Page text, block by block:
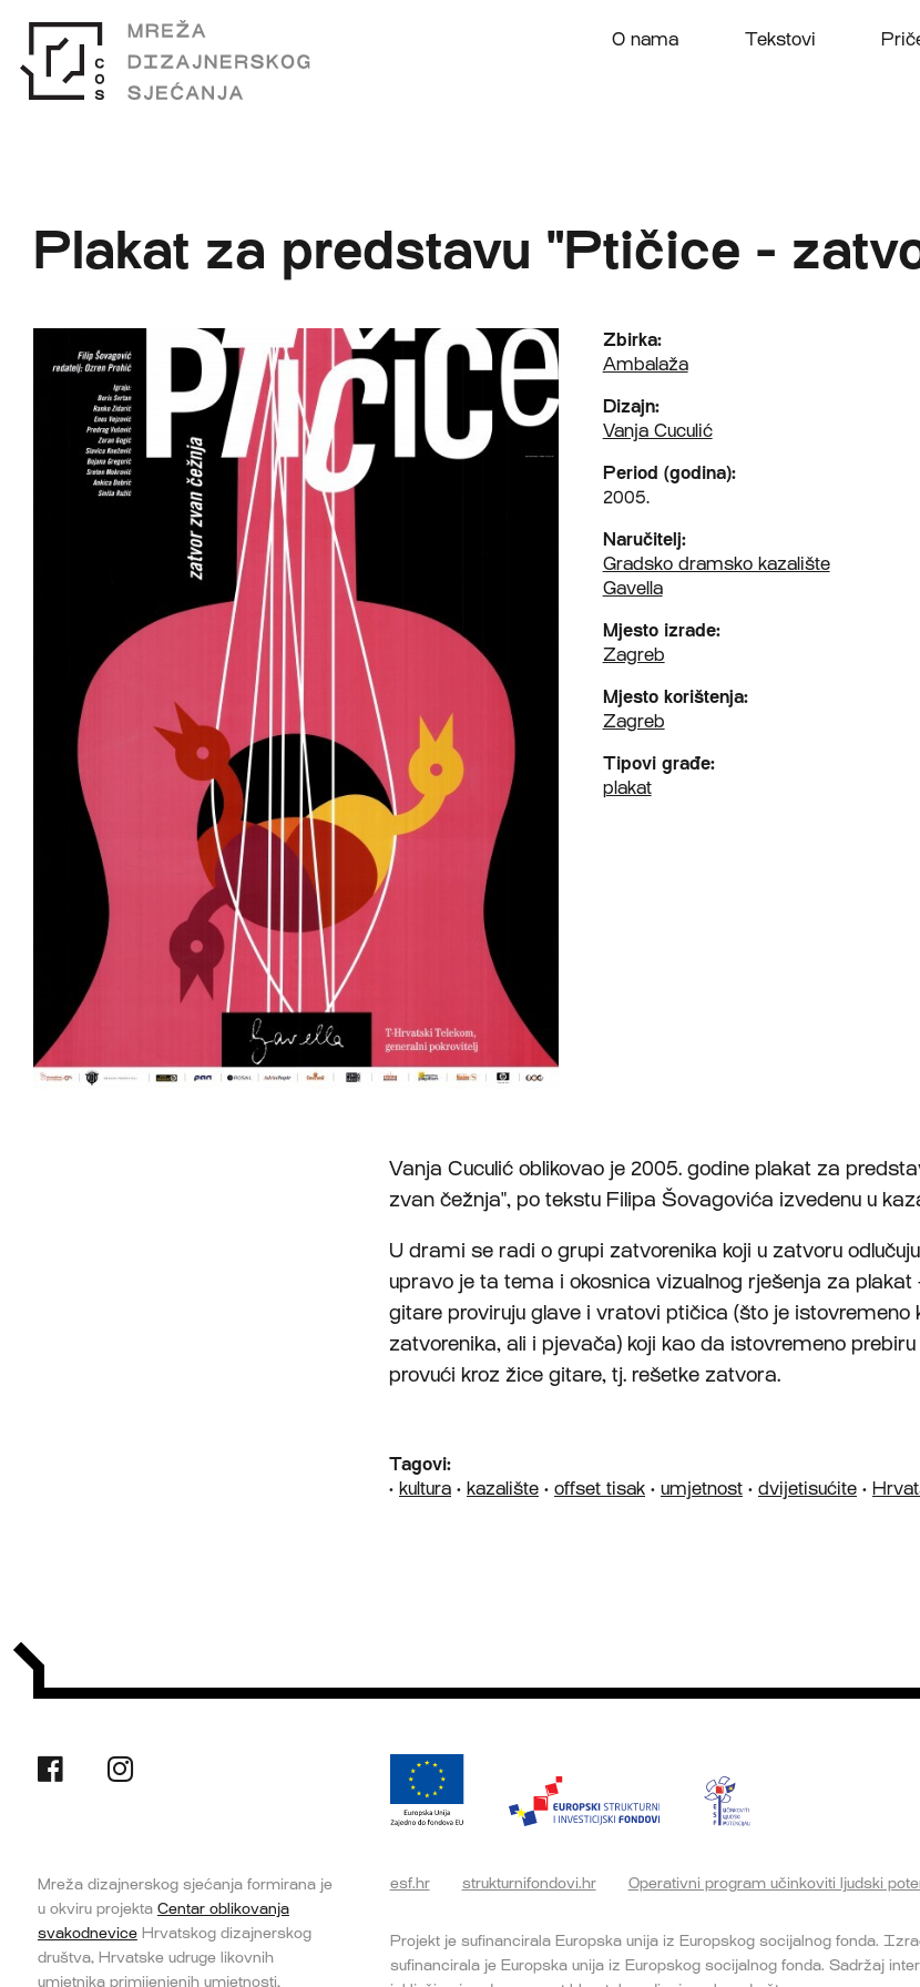
O nama Tekstovi
Plakat za predstavu "Ptičice -
Zbirka:
Ambalaža
Dizajn:
Vanja Cuculić
Period (godina):
2005.
Naručitelj:
Gradsko dramsko kazalište
Gavella
Mjesto izrade:
Zagreb
Mjesto korištenja:
Zagreb
Tipovi građe:
plakat
Vanja Cuculić oblikovao je 2005. godine plakat za
zvan čežnja", po tekstu Filipa Šovagovića izvedenu u
U drami se radi o grupi zatvorenika koji u zatvoru
upravo je ta tema i okosnica vizualnog rješenja za
gitare proviruju glave i vratovi ptičica (što je istovremeno
zatvorenika, ali i pjevača) koji kao da istovremeno
provući kroz žice gitare, tj. rešetke zatvora.
Tagovi:
• kultura • kazalište • offset tisak • umjetnost • dvijetisućite •
Mreža dizajnerskog sjećanja formirana je
u okviru projekta Centar oblikovanja
svakodneviceHrvatskog dizajnerskog
društva, Hrvatske udruge likovnih
umjetnika primijenjenih umjetnosti,
esf.hr strukturnifondovi.hr Operativni program učinkoviti ljudski
Projekt je sufinancirala Europska unija iz Europskog socijalnog fonda.
sufinancirala je Europska unija iz Europskog socijalnog fonda. Sadržaj